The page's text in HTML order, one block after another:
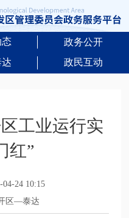
态
政务公开
政民互动
工业运行实
红”
24 10:15
区—泰达